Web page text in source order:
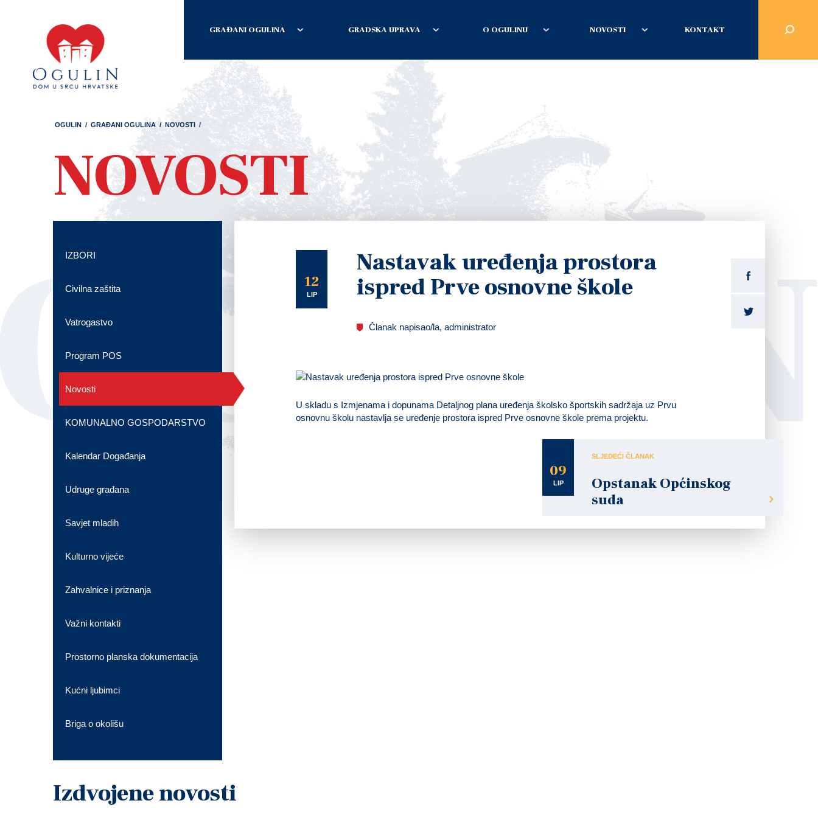
GRAĐANI OGULINA GRADSKA UPRAVA O OGULINU NOVOSTI KONTAKT
OGULIN / GRAĐANI OGULINA / NOVOSTI /
NOVOSTI
12
LIP
Nastavak uređenja prostora
ispred Prve osnovne škole
Članak napisao/la, administrator
U skladu s Izmjenama i dopunama Detaljnog plana uređenja školsko športskih sadržaja uz Prvu
osnovnu školu nastavlja se uređenje prostora ispred Prve osnovne škole prema projektu.
09
LIP
SLJEDEĆI ČLANAK
Opstanak Općinskog
suda
IZBORI
Civilna zaštita
Vatrogastvo
Program POS
Novosti
KOMUNALNO GOSPODARSTVO
Kalendar Događanja
Udruge građana
Savjet mladih
Kulturno vijeće
Zahvalnice i priznanja
Važni kontakti
Prostorno planska dokumentacija
Kućni ljubimci
Briga o okolišu
Izdvojene novosti